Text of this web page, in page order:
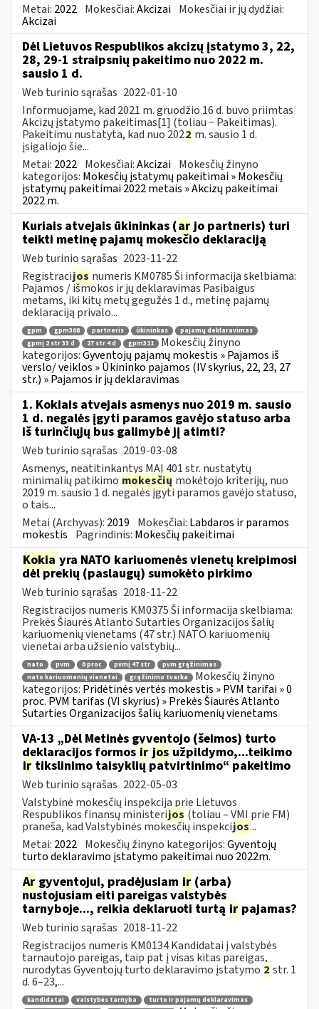
Metai: 2022 Mokesčiai:Akcizai Mokesčiai ir jų dydžiai:
Akcizai
Dėl Lietuvos Respublikos akcizų įstatymo 3, 22,
28, 29-1 straipsnių pakeitimo nuo 2022 m.
sausio 1 d.
Web turinio sąrašas 2022-01-10
Informuojame, kad 2021 m. gruodžio 16 d. buvo priimtas
Akcizų įstatymo pakeitimas[1] (toliau − Pakeitimas).
Pakeitimu nustatyta, kad nuo 2022 m. sausio 1 d.
įsigaliojo šie...
Metai: 2022 Mokesčiai:Akcizai Mokesčių žinyno
kategorijos: Mokesčių įstatymų pakeitimai » Mokesčių
įstatymų pakeitimai 2022 metais » Akcizų pakeitimai
2022 m.
Kuriais atvejais ūkininkas (arjo partneris) turi
teikti metinę pajamų mokesčio deklaraciją
Web turinio sąrašas 2023-11-22
Registracijos numeris KM0785 Ši informacija skelbiama:
Pajamos / išmokos ir jų deklaravimas Pasibaigus
metams, iki kitų metų gegužės 1 d., metinę pajamų
deklaraciją privalo...
gpm gpm308 partneris ūkininkas
pajamų deklaravimas
gpmį 2 str 33 d
27 str 4 d gpm311
Mokesčių žinyno
kategorijos:Gyventojų pajamų mokestis » Pajamos iš
verslo/ veiklos » Ūkininko pajamos (IV skyrius, 22, 23, 27
str.) » Pajamos ir jų deklaravimas
1. Kokiais atvejais asmenys nuo 2019 m. sausio
1 d. negalės įgyti paramos gavėjo statuso arba
iš turinčiųjų bus galimybė jį atimti?
Web turinio sąrašas 2019-03-08
Asmenys, neatitinkantys MAĮ 401 str. nustatytų
minimalių patikimo mokesčių mokėtojo kriterijų, nuo
2019 m. sausio 1 d. negalės įgyti paramos gavėjo statuso,
o tais...
Metai (Archyvas): 2019 Mokesčiai: Labdaros ir paramos
mokestis Pagrindinis: Mokesčių pakeitimai
Kokia yra NATO kariuomenės vienetų kreipimosi
dėl prekių (paslaugų) sumokėto pirkimo
Web turinio sąrašas 2018-11-22
Registracijos numeris KM0375 Ši informacija skelbiama:
Prekės Šiaurės Atlanto Sutarties Organizacijos šalių
kariuomenių vienetams (47 str.) NATO kariuomenių
vienetai arba užsienio valstybių...
nato pvm 0 proc pvmį 47 str
pvm grąžinimas
nato kariuomenių vienetai
grąžinimo tvarka
Mokesčių žinyno
kategorijos: Pridėtinės vertės mokestis » PVM tarifai » 0
proc. PVM tarifas (VI skyrius) » Prekės Šiaurės Atlanto
Sutarties Organizacijos šalių kariuomenių vienetams
VA-13 „Dėl Metinės gyventojo (šeimos) turto
deklaracijos formos ir jos užpildymo,...teikimo
ir tikslinimo taisyklių patvirtinimo“ pakeitimo
Web turinio sąrašas 2022-05-03
Valstybinė mokesčių inspekcija prie Lietuvos
Respublikos finansų ministerijos (toliau – VMI prie FM)
praneša, kad Valstybinės mokesčių inspekcijos...
Metai: 2022 Mokesčių žinyno kategorijos:Gyventojų
turto deklaravimo įstatymo pakeitimai nuo 2022m.
Ar gyventojui, pradėjusiam ir (arba)
nustojusiam eiti pareigas valstybės
tarnyboje..., reikia deklaruoti turtą ir pajamas?
Web turinio sąrašas 2018-11-22
Registracijos numeris KM0134 Kandidatai į valstybės
tarnautojo pareigas, taip pat į visas kitas pareigas,
nurodytas Gyventojų turto deklaravimo įstatymo 2 str. 1
d. 6–23,...
kandidatai valstybės tarnyba
turto ir pajamų deklaravimas